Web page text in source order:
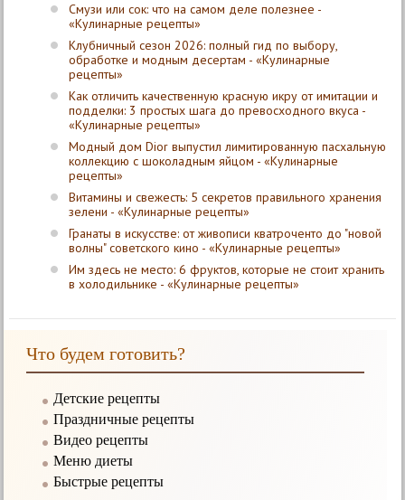
Смузи или сок: что на самом деле полезнее -
«Кулинарные рецепты»
Клубничный сезон 2026: полный гид по выбору,
обработке и модным десертам - «Кулинарные
рецепты»
Как отличить качественную красную икру от имитации и
подделки: 3 простых шага до превосходного вкуса -
«Кулинарные рецепты»
Модный дом Dior выпустил лимитированную пасхальную
коллекцию с шоколадным яйцом - «Кулинарные
рецепты»
Витамины и свежесть: 5 секретов правильного хранения
зелени - «Кулинарные рецепты»
Гранаты в искусстве: от живописи кватроченто до "новой
волны" советского кино - «Кулинарные рецепты»
Им здесь не место: 6 фруктов, которые не стоит хранить
в холодильнике - «Кулинарные рецепты»
Что будем готовить?
Детские рецепты
Праздничные рецепты
Видео рецепты
Меню диеты
Быстрые рецепты